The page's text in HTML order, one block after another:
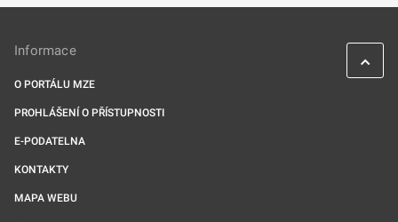
Informace
O PORTÁLU MZE
PROHLÁŠENÍ O PŘÍSTUPNOSTI
E-PODATELNA
KONTAKTY
MAPA WEBU